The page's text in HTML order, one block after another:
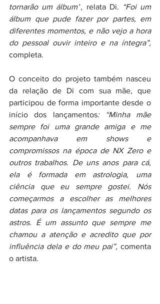
tornarão um álbum”, relata Di.
“Foi um
álbum que pude fazer por partes, em
diferentes momentos, e não vejo a hora
do pessoal ouvir inteiro e na íntegra”,
completa.
O conceito do projeto também nasceu
da relação de Di com sua mãe, que
participou de forma importante desde o
início dos lançamentos: “Minha mãe
sempre foi uma grande amiga e me
acompanhava em shows e
compromissos na época de NX Zero e
outros trabalhos. De uns anos para cá,
ela é formada em astrologia, uma
ciência que eu sempre gostei. Nós
começarmos a escolher as melhores
datas para os lançamentos segundo os
astros. É um assunto que sempre me
chamou a atenção e acredito que por
influência dela e do meu pai”, comenta
o artista.